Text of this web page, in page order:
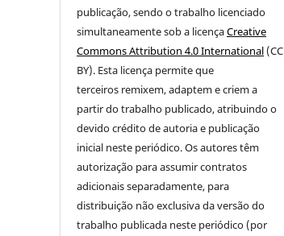
publicação, sendo o trabalho licenciado
simultaneamente sob a licençaCreative
Commons Attribution 4.0 International (CC
BY). Esta licença permite que
terceiros remixem, adaptem e criem a
partir do trabalho publicado, atribuindo o
devido crédito de autoria e publicação
inicial neste periódico. Os autores têm
autorização para assumir contratos
adicionais separadamente, para
distribuição não exclusiva da versão do
trabalho publicada neste periódico (por